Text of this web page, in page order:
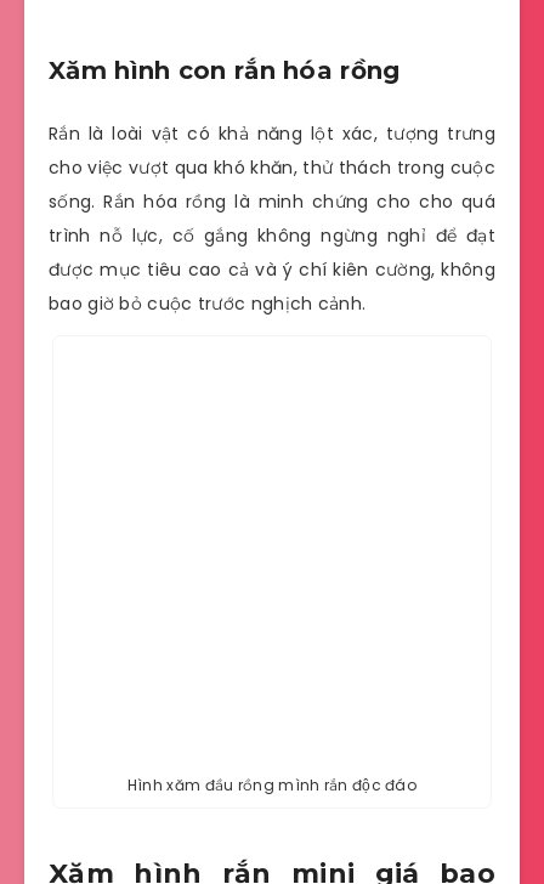
Xăm hình con rắn hóa rồng
Rắn là loài vật có khả năng lột xác, tượng trưng
cho việc vượt qua khó khăn, thử thách trong cuộc
sống. Rắn hóa rồng là minh chứng cho cho quá
trình nỗ lực, cố gắng không ngừng nghỉ để đạt
được mục tiêu cao cả và ý chí kiên cường, không
bao giờ bỏ cuộc trước nghịch cảnh.
Hình xăm đầu rồng mình rắn độc đáo
Xăm hình rắn mini giá bao